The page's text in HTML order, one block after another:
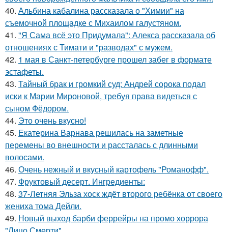
40. Альбина кабалина рассказала о "Химии" на
съемочной площадке с Михаилом галустяном.
41. "Я Сама всё это Придумала": Алекса рассказала об
отношениях с Тимати и "разводах" с мужем.
42. 1 мая в Санкт-петербурге прошел забег в формате
эстафеты.
43. Тайный брак и громкий суд: Андрей сорока подал
иски к Марии Мироновой, требуя права видеться с
сыном Фёдором.
44. Это очень вкусно!
45. Екатерина Варнава решилась на заметные
перемены во внешности и рассталась с длинными
волосами.
46. Очень нежный и вкусный картофель "Романофф".
47. Фруктовый десерт. Ингредиенты:
48. 37-Летняя Эльза хоск ждёт второго ребёнка от своего
жениха тома Дейли.
49. Новый выход барби феррейры на промо хоррора